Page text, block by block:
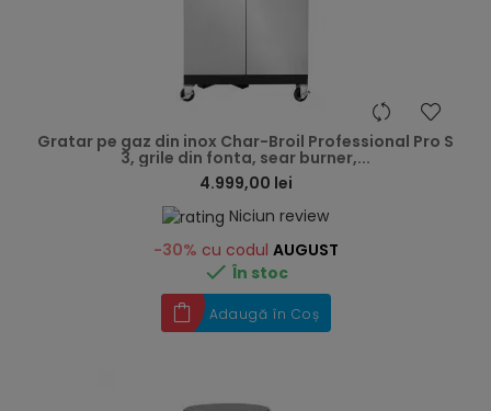
Gratar pe gaz din inox Char-Broil Professional Pro S
3, grile din fonta, sear burner,...
4.999,00 lei
Niciun review
-30% cu codul AUGUST
 În stoc
Adaugă în Coș